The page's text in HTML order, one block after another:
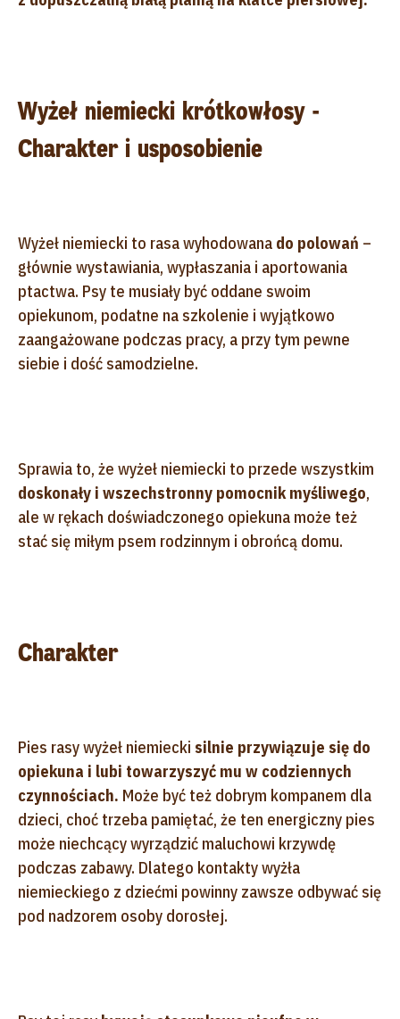
Wyżeł niemiecki krótkowłosy -
Charakter i usposobienie
Wyżeł niemiecki to rasa wyhodowana do polowań –
głównie wystawiania, wypłaszania i aportowania
ptactwa. Psy te musiały być oddane swoim
opiekunom, podatne na szkolenie i wyjątkowo
zaangażowane podczas pracy, a przy tym pewne
siebie i dość samodzielne.
Sprawia to, że wyżeł niemiecki to przede wszystkim
doskonały i wszechstronny pomocnik myśliwego,
ale w rękach doświadczonego opiekuna może też
stać się miłym psem rodzinnym i obrońcą domu.
Charakter
Pies rasy wyżeł niemiecki silnie przywiązuje się do
opiekuna i lubi towarzyszyć mu w codziennych
czynnościach. Może być też dobrym kompanem dla
dzieci, choć trzeba pamiętać, że ten energiczny pies
może niechcący wyrządzić maluchowi krzywdę
podczas zabawy. Dlatego kontakty wyżła
niemieckiego z dziećmi powinny zawsze odbywać się
pod nadzorem osoby dorosłej.